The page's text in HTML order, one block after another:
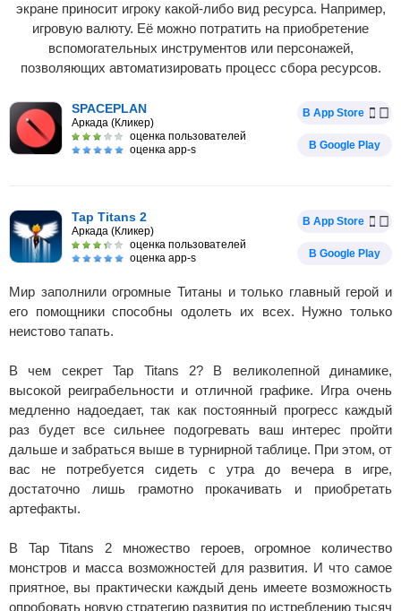
экране приносит игроку какой-либо вид ресурса. Например,
игровую валюту. Её можно потратить на приобретение
вспомогательных инструментов или персонажей,
позволяющих автоматизировать процесс сбора ресурсов.
SPACEPLAN
Аркада (Кликер)
оценка пользователей
оценка app-s
В App Store
В Google Play
Tap Titans 2
Аркада (Кликер)
оценка пользователей
оценка app-s
В App Store
В Google Play
Мир заполнили огромные Титаны и только главный герой и
его помощники способны одолеть их всех. Нужно только
неистово тапать.
В чем секрет Tap Titans 2? В великолепной динамике,
высокой реиграбельности и отличной графике. Игра очень
медленно надоедает, так как постоянный прогресс каждый
раз будет все сильнее подогревать ваш интерес пройти
дальше и забраться выше в турнирной таблице. При этом, от
вас не потребуется сидеть с утра до вечера в игре,
достаточно лишь грамотно прокачивать и приобретать
артефакты.
В Tap Titans 2 множество героев, огромное количество
монстров и масса возможностей для развития. И что самое
приятное, вы практически каждый день имеете возможность
опробовать новую стратегию развития по истреблению тысяч